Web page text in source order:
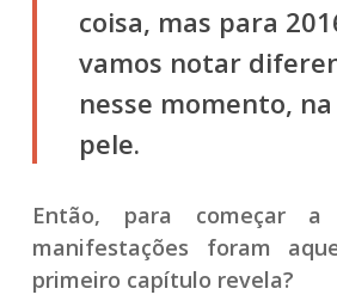
coisa, mas para
vamos notar
nesse momento,
pele.
Então, para começar a
manifestações foram
primeiro capítulo revela?